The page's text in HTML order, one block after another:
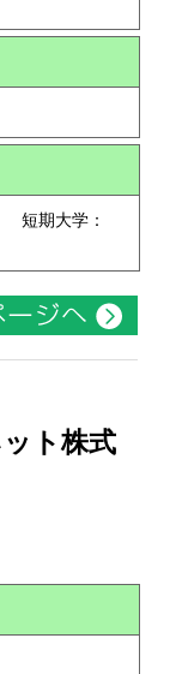
短期大学：
ト株式